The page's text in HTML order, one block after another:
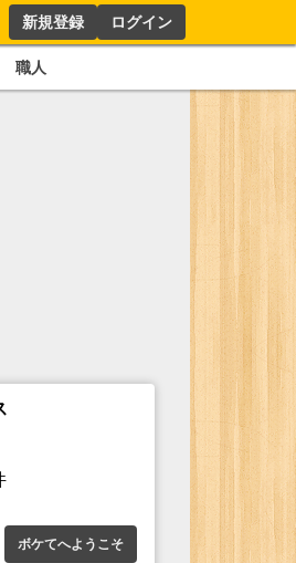
新規登録 ログイン
職人
ボケてへようこそ